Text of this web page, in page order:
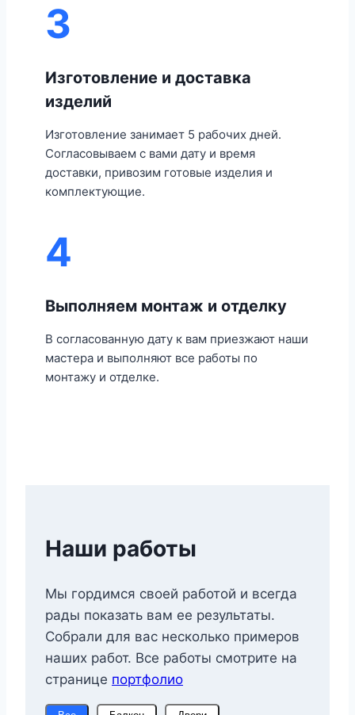
3
Изготовление и доставка
изделий
Изготовление занимает 5 рабочих дней.
Согласовываем с вами дату и время
доставки, привозим готовые изделия и
комплектующие.
4
Выполняем монтаж и отделку
В согласованную дату к вам приезжают наши
мастера и выполняют все работы по
монтажу и отделке.
Наши работы
Мы гордимся своей работой и всегда
рады показать вам ее результаты.
Собрали для вас несколько примеров
наших работ. Все работы смотрите на
странице портфолио